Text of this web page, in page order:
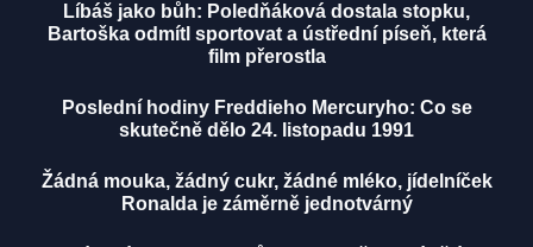
Líbáš jako bůh: Poledňáková dostala stopku,
Bartoška odmítl sportovat a ústřední píseň, která
film přerostla
Poslední hodiny Freddieho Mercuryho: Co se
skutečně dělo 24. listopadu 1991
Žádná mouka, žádný cukr, žádné mléko, jídelníček
Ronalda je záměrně jednotvárný